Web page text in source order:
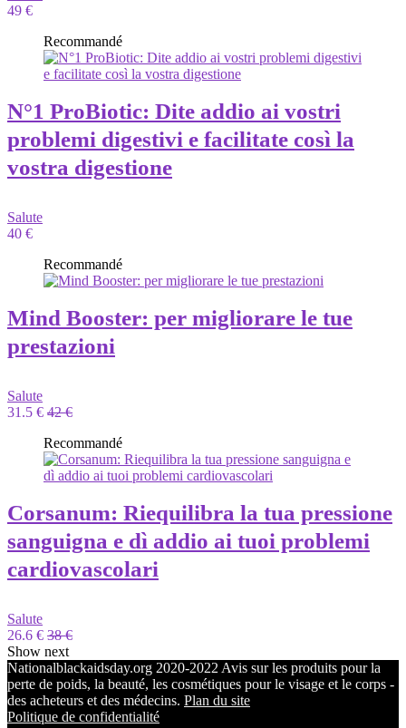
49 €
Recommandé
N°1 ProBiotic: Dite addio ai vostri
problemi digestivi e facilitate così la
vostra digestione
Salute
40 €
Recommandé
Mind Booster: per migliorare le tue
prestazioni
Salute
31.5 € 42 €
Recommandé
Corsanum: Riequilibra la tua pressione
sanguigna e dì addio ai tuoi problemi
cardiovascolari
Salute
26.6 € 38 €
Show next
Nationalblackaidsday.org 2020-2022 Avis sur les produits pour la
perte de poids, la beauté, les cosmétiques pour le visage et le corps -
des acheteurs et des médecins. Plan du site
Politique de confidentialité